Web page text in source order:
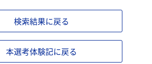
検索結果に戻る
本選考体験記に戻る